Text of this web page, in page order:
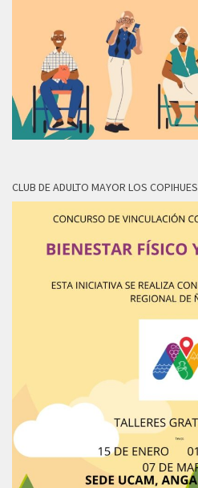
CLUB DE ADULTO MAYOR LOS COPIHUES